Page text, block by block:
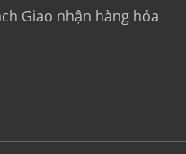
Giao nhận hàng hóa